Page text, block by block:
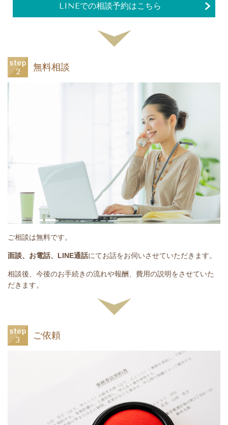
LINEでの相談予約はこちら
無料相談
ご相談は無料です。
面談、お電話、LINE通話にてお話をお伺いさせていただきます。
相談後、今後のお手続きの流れや報酬、費用の説明をさせていた
だきます。
ご依頼